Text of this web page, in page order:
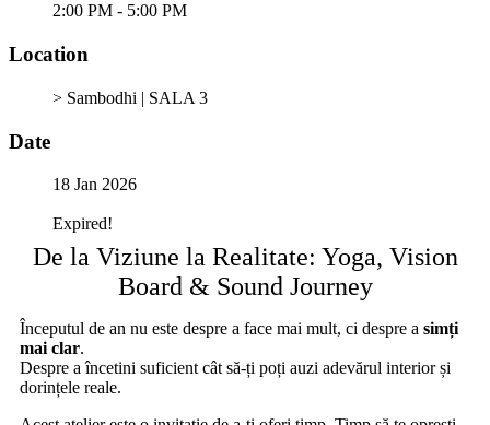
2:00 PM - 5:00 PM
Location
> Sambodhi | SALA 3
Date
18 Jan 2026
Expired!
De la Viziune la Realitate: Yoga, Vision
Board & Sound Journey
Începutul de an nu este despre a face mai mult, ci despre a simți
mai clar.
Despre a încetini suficient cât să-ți poți auzi adevărul interior și
dorințele reale.